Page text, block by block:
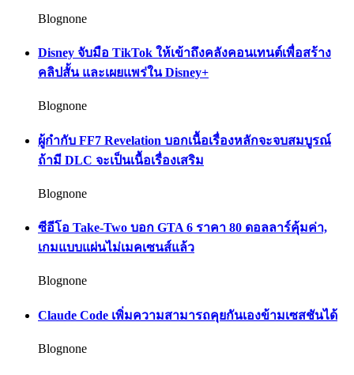
Blognone
Disney จับมือ TikTok ให้เข้าถึงคลังคอนเทนต์เพื่อสร้าง
คลิปสั้น และเผยแพร่ใน Disney+
Blognone
ผู้กำกับ FF7 Revelation บอกเนื้อเรื่องหลักจะจบสมบูรณ์
ถ้ามี DLC จะเป็นเนื้อเรื่องเสริม
Blognone
ซีอีโอ Take-Two บอก GTA 6 ราคา 80 ดอลลาร์คุ้มค่า,
เกมแบบแผ่นไม่เมคเซนส์แล้ว
Blognone
Claude Code เพิ่มความสามารถคุยกันเองข้ามเซสชันได้
Blognone